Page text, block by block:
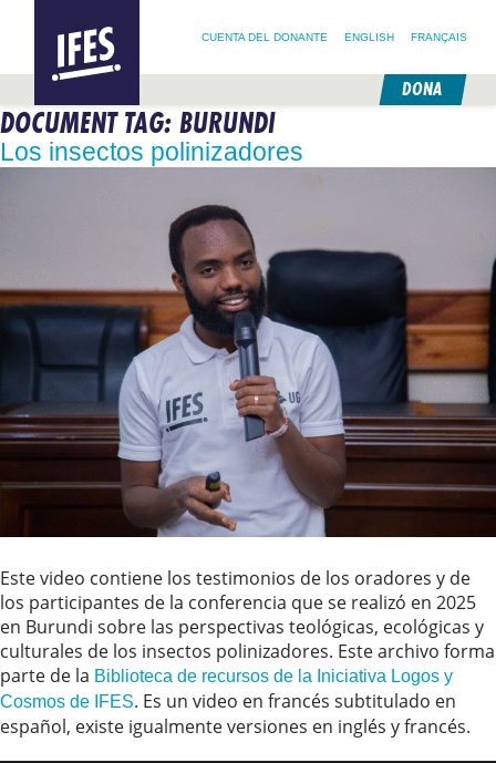
SALTAR
AL
CONTENIDO
PRINCIPAL
CUENTA DEL DONANTE ENGLISH FRANÇAIS
INTERNATIONAL
FELLOWSHIP
EVANGELICAL
DONA
DOCUMENT TAG: BURUNDI
Los insectos polinizadores
Este video contiene los testimonios de los oradores y de
los participantes de la conferencia que se realizó en 2025
en Burundi sobre las perspectivas teológicas, ecológicas y
culturales de los insectos polinizadores. Este archivo forma
parte de la Biblioteca de recursos de la Iniciativa Logos y
Cosmos de IFES. Es un video en francés subtitulado en
español, existe igualmente versiones en inglés y francés.